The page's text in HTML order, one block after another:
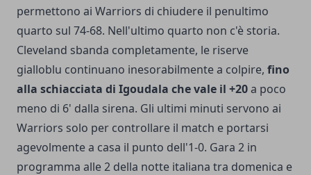
permettono ai Warriors di chiudere il penultimo
quarto sul 74-68. Nell'ultimo quarto non c'è storia.
Cleveland sbanda completamente, le riserve
gialloblu continuano inesorabilmente a colpire, fino
alla schiacciata di Igoudala che vale il +20a poco
meno di 6' dalla sirena. Gli ultimi minuti servono ai
Warriors solo per controllare il match e portarsi
agevolmente a casa il punto dell'1-0. Gara 2 in
programma alle 2 della notte italiana tra domenica e